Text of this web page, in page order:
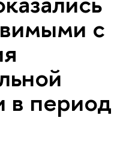
с
в период